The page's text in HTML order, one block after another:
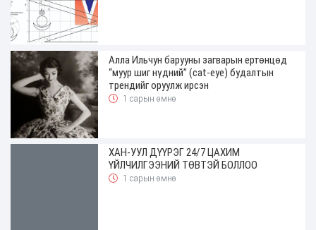
Алла Ильчун барууны загварын ертөнцөд
“муур шиг нүдний” (cat-eye) будалтын
трендийг оруулж ирсэн
1 сарын өмнө
ХАН-УУЛ ДҮҮРЭГ 24/7 ЦАХИМ
ҮЙЛЧИЛГЭЭНИЙ ТӨВТЭЙ БОЛЛОО
1 сарын өмнө